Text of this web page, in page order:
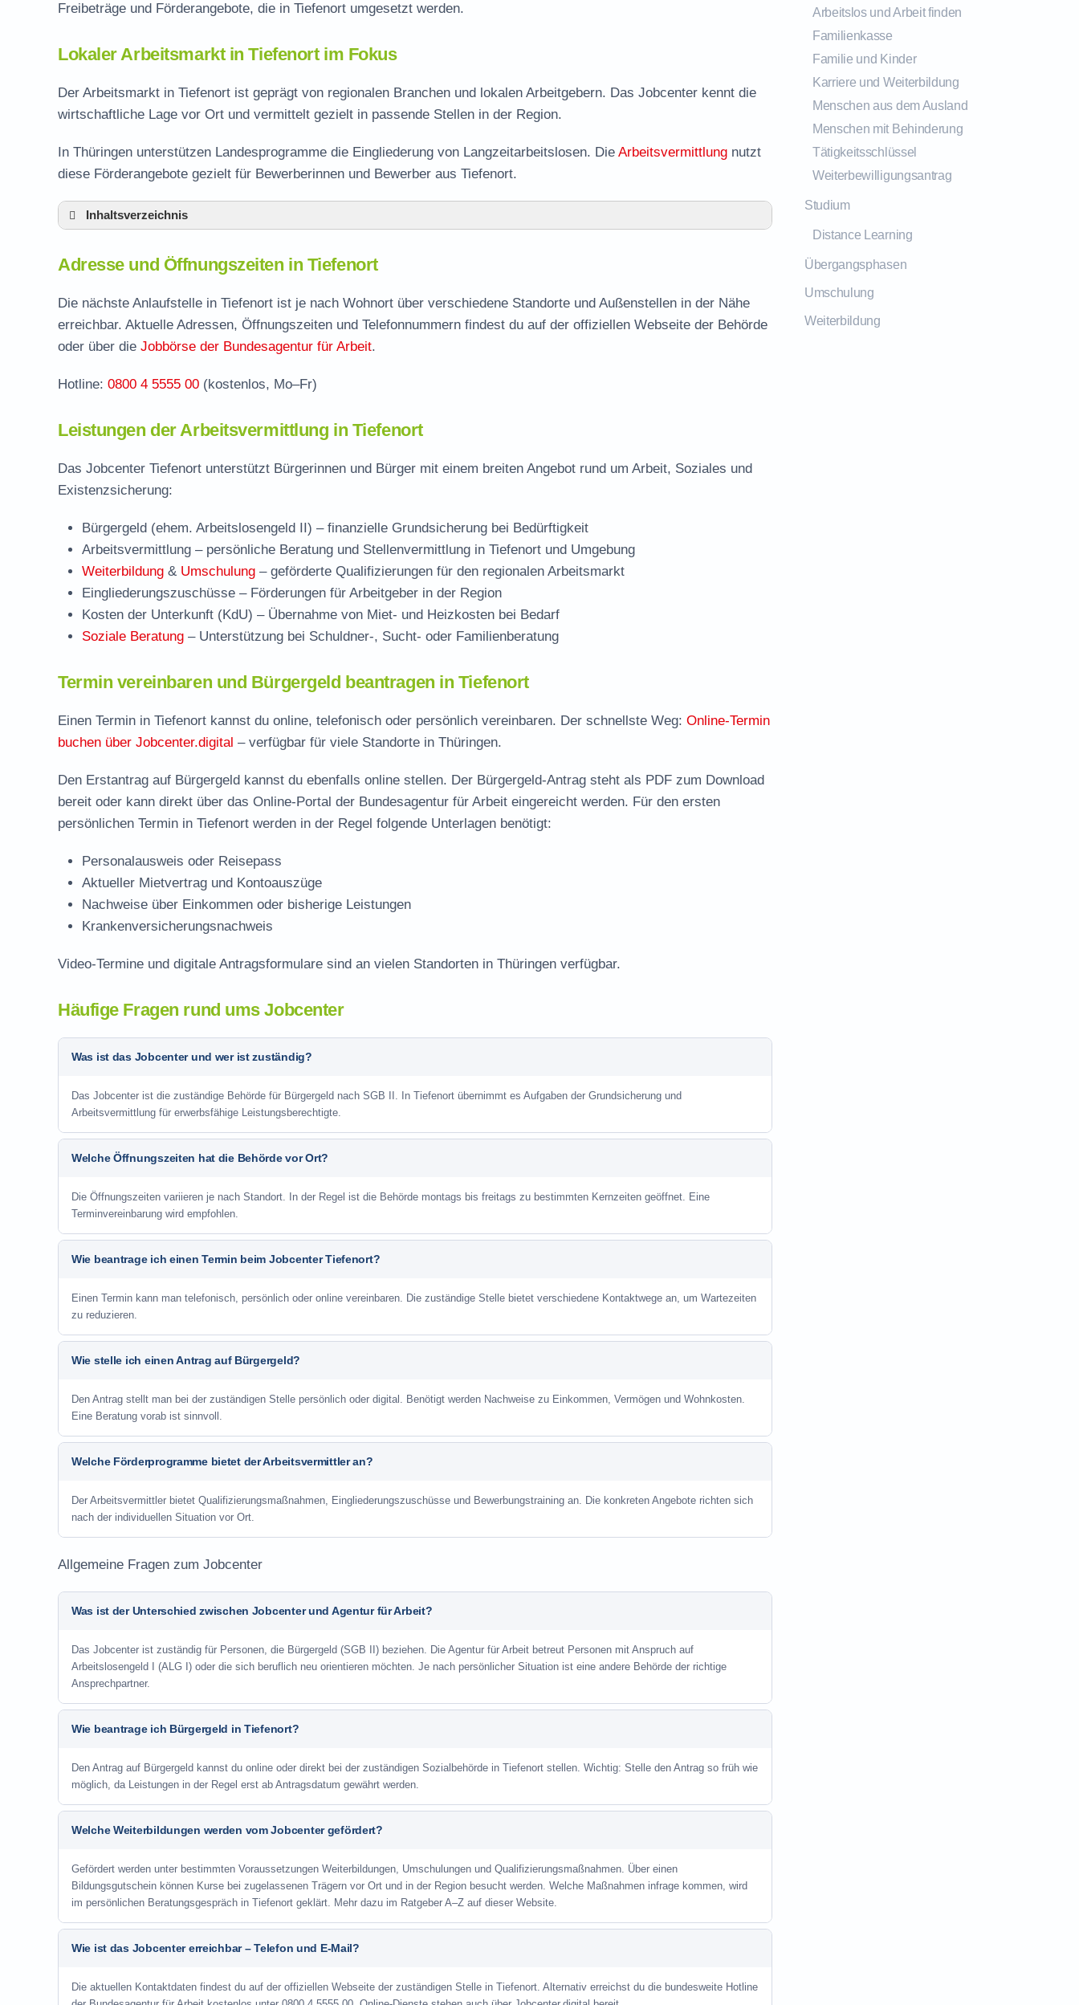
Freibeträge und Förderangebote, die in Tiefenort umgesetzt werden.
Lokaler Arbeitsmarkt in Tiefenort im Fokus
Der Arbeitsmarkt in Tiefenort ist geprägt von regionalen Branchen und lokalen Arbeitgebern. Das Jobcenter kennt die
wirtschaftliche Lage vor Ort und vermittelt gezielt in passende Stellen in der Region.
In Thüringen unterstützen Landesprogramme die Eingliederung von Langzeitarbeitslosen. Die Arbeitsvermittlung nutzt
diese Förderangebote gezielt für Bewerberinnen und Bewerber aus Tiefenort.
Inhaltsverzeichnis
Leistungen der Arbeitsvermittlung in Tiefenort
Termin vereinbaren und Bürgergeld beantragen
Jobcenter Wartburgkreis – zuständige Stelle
Stellenangebote und Jobbörse in Tiefenort
Häufige Fragen rund ums Jobcenter
Adresse und Öffnungszeiten in Tiefenort
Die nächste Anlaufstelle in Tiefenort ist je nach Wohnort über verschiedene Standorte und Außenstellen in der Nähe
erreichbar. Aktuelle Adressen, Öffnungszeiten und Telefonnummern findest du auf der offiziellen Webseite der Behörde
oder über die Jobbörse der Bundesagentur für Arbeit.
Hotline: 0800 4 5555 00 (kostenlos, Mo–Fr)
Leistungen der Arbeitsvermittlung in Tiefenort
Das Jobcenter Tiefenort unterstützt Bürgerinnen und Bürger mit einem breiten Angebot rund um Arbeit, Soziales und
Existenzsicherung:
Bürgergeld (ehem. Arbeitslosengeld II) – finanzielle Grundsicherung bei Bedürftigkeit
Arbeitsvermittlung – persönliche Beratung und Stellenvermittlung in Tiefenort und Umgebung
Weiterbildung & Umschulung – geförderte Qualifizierungen für den regionalen Arbeitsmarkt
Eingliederungszuschüsse – Förderungen für Arbeitgeber in der Region
Kosten der Unterkunft (KdU) – Übernahme von Miet- und Heizkosten bei Bedarf
Soziale Beratung – Unterstützung bei Schuldner-, Sucht- oder Familienberatung
Termin vereinbaren und Bürgergeld beantragen in Tiefenort
Einen Termin in Tiefenort kannst du online, telefonisch oder persönlich vereinbaren. Der schnellste Weg: Online-Termin
buchen über Jobcenter.digital – verfügbar für viele Standorte in Thüringen.
Den Erstantrag auf Bürgergeld kannst du ebenfalls online stellen. Der Bürgergeld-Antrag steht als PDF zum Download
bereit oder kann direkt über das Online-Portal der Bundesagentur für Arbeit eingereicht werden. Für den ersten
persönlichen Termin in Tiefenort werden in der Regel folgende Unterlagen benötigt:
Personalausweis oder Reisepass
Aktueller Mietvertrag und Kontoauszüge
Nachweise über Einkommen oder bisherige Leistungen
Krankenversicherungsnachweis
Video-Termine und digitale Antragsformulare sind an vielen Standorten in Thüringen verfügbar.
Häufige Fragen rund ums Jobcenter
Was ist das Jobcenter und wer ist zuständig?
Das Jobcenter ist die zuständige Behörde für Bürgergeld nach SGB II. In Tiefenort übernimmt es Aufgaben der Grundsicherung und
Arbeitsvermittlung für erwerbsfähige Leistungsberechtigte.
Welche Öffnungszeiten hat die Behörde vor Ort?
Die Öffnungszeiten variieren je nach Standort. In der Regel ist die Behörde montags bis freitags zu bestimmten Kernzeiten geöffnet. Eine
Terminvereinbarung wird empfohlen.
Wie beantrage ich einen Termin beim Jobcenter Tiefenort?
Einen Termin kann man telefonisch, persönlich oder online vereinbaren. Die zuständige Stelle bietet verschiedene Kontaktwege an, um Wartezeiten
zu reduzieren.
Wie stelle ich einen Antrag auf Bürgergeld?
Den Antrag stellt man bei der zuständigen Stelle persönlich oder digital. Benötigt werden Nachweise zu Einkommen, Vermögen und Wohnkosten.
Eine Beratung vorab ist sinnvoll.
Welche Förderprogramme bietet der Arbeitsvermittler an?
Der Arbeitsvermittler bietet Qualifizierungsmaßnahmen, Eingliederungszuschüsse und Bewerbungstraining an. Die konkreten Angebote richten sich
nach der individuellen Situation vor Ort.
Allgemeine Fragen zum Jobcenter
Was ist der Unterschied zwischen Jobcenter und Agentur für Arbeit?
Das Jobcenter ist zuständig für Personen, die Bürgergeld (SGB II) beziehen. Die Agentur für Arbeit betreut Personen mit Anspruch auf
Arbeitslosengeld I (ALG I) oder die sich beruflich neu orientieren möchten. Je nach persönlicher Situation ist eine andere Behörde der richtige
Ansprechpartner.
Wie beantrage ich Bürgergeld in Tiefenort?
Den Antrag auf Bürgergeld kannst du online oder direkt bei der zuständigen Sozialbehörde in Tiefenort stellen. Wichtig: Stelle den Antrag so früh wie
möglich, da Leistungen in der Regel erst ab Antragsdatum gewährt werden.
Welche Weiterbildungen werden vom Jobcenter gefördert?
Gefördert werden unter bestimmten Voraussetzungen Weiterbildungen, Umschulungen und Qualifizierungsmaßnahmen. Über einen
Bildungsgutschein können Kurse bei zugelassenen Trägern vor Ort und in der Region besucht werden. Welche Maßnahmen infrage kommen, wird
im persönlichen Beratungsgespräch in Tiefenort geklärt. Mehr dazu im Ratgeber A–Z auf dieser Website.
Wie ist das Jobcenter erreichbar – Telefon und E-Mail?
Die aktuellen Kontaktdaten findest du auf der offiziellen Webseite der zuständigen Stelle in Tiefenort. Alternativ erreichst du die bundesweite Hotline
Arbeitslos und Arbeit finden
Familienkasse
Familie und Kinder
Karriere und Weiterbildung
Menschen aus dem Ausland
Menschen mit Behinderung
Tätigkeitsschlüssel
Weiterbewilligungsantrag
Studium
Distance Learning
Übergangsphasen
Umschulung
Weiterbildung